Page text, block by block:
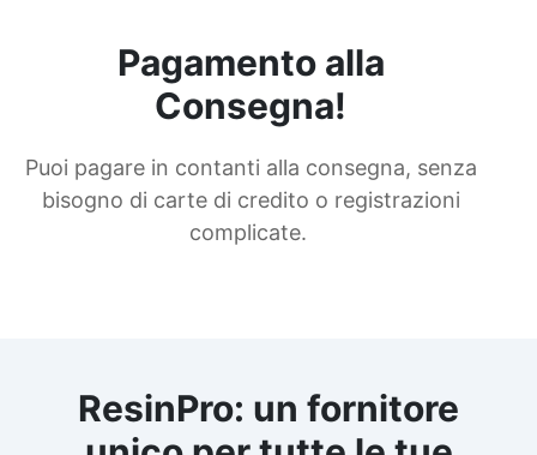
Pagamento alla
Consegna!
Puoi pagare in contanti alla consegna, senza
bisogno di carte di credito o registrazioni
complicate.
ResinPro: un fornitore